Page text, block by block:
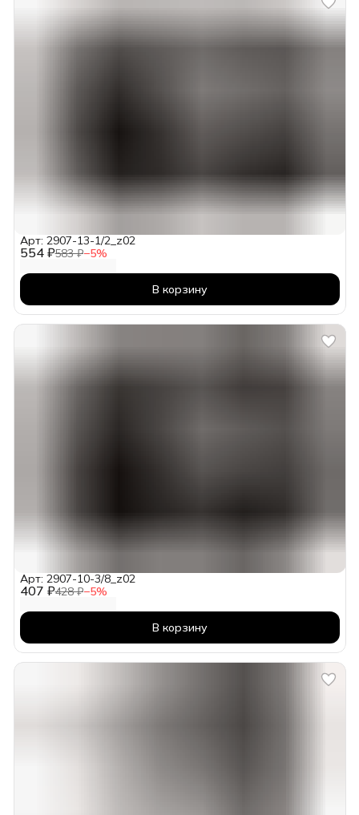
554 ₽583 ₽−5%
Арт: 2907-13-1/2_z02
В корзину
407 ₽428 ₽−5%
Арт: 2907-10-3/8_z02
В корзину